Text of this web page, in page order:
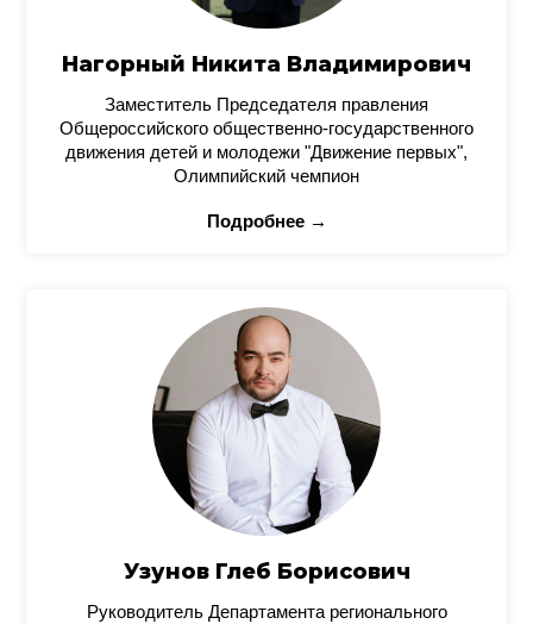
Нагорный Никита Владимирович
Заместитель Председателя правления
Общероссийского общественно-государственного
движения детей и молодежи "Движение первых",
Олимпийский чемпион
Подробнее →
Узунов Глеб Борисович
Руководитель Департамента регионального